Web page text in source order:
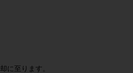
に至ります。